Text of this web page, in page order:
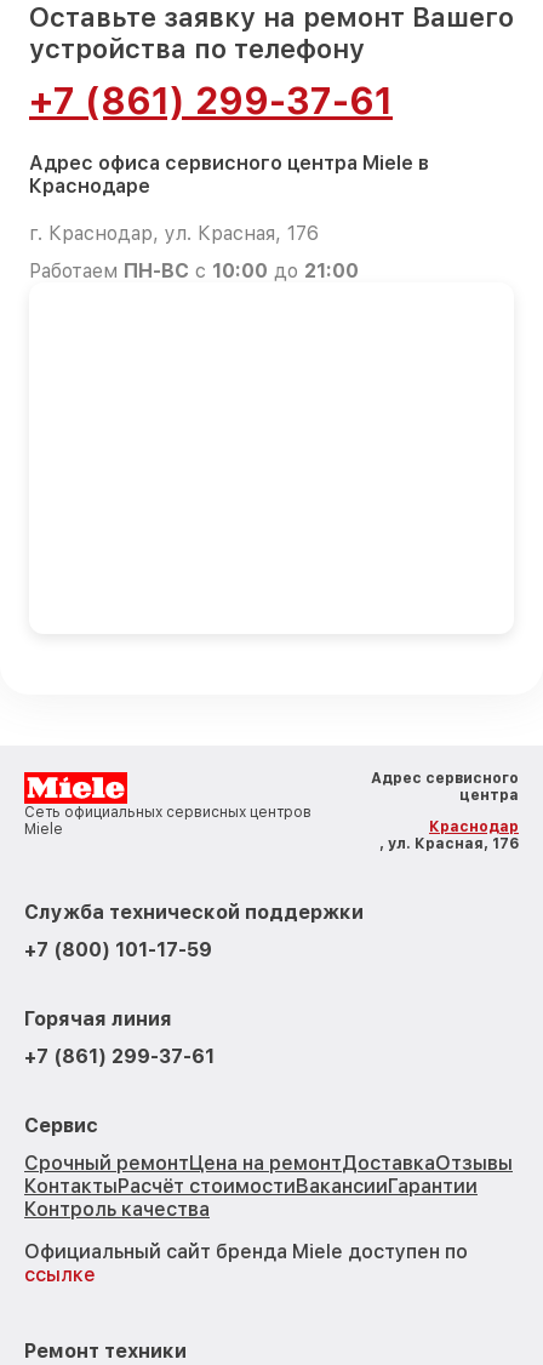
Оставьте заявку на ремонт Вашего
устройства по телефону
+7 (861) 299-37-61
Адрес офиса сервисного центра Miele в
Краснодаре
г. Краснодар, ул. Красная, 176
Работаем ПН-ВС с 10:00 до 21:00
Сеть официальных сервисных центров
Miele
Адрес сервисного
центра
Краснодар
, ул. Красная, 176
Служба технической поддержки
+7 (800) 101-17-59
Горячая линия
+7 (861) 299-37-61
Сервис
Срочный ремонтЦена на ремонтДоставкаОтзывы
КонтактыРасчёт стоимостиВакансииГарантии
Контроль качества
Официальный сайт бренда Miele доступен по
ссылке
Ремонт техники